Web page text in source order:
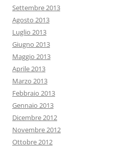
Settembre 2013
Agosto 2013
Luglio 2013
Giugno 2013
Maggio 2013
Aprile 2013
Marzo 2013
Febbraio 2013
Gennaio 2013
Dicembre 2012
Novembre 2012
Ottobre 2012